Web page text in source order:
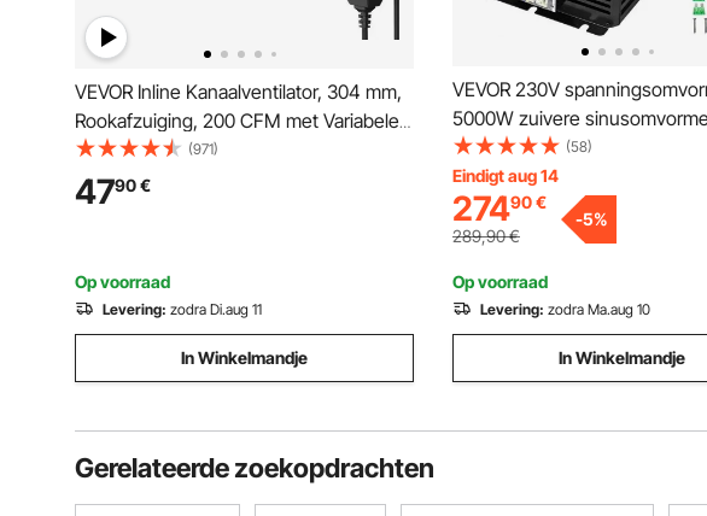
VEVOR Inline Kanaalventilator, 304 mm,
Rookafzuiging, 200 CFM met Variabele
Snelheidsregelaar, Stille Afzuigventilator
met AC-motor voor Koelboosters,
Kweektenten, Hydroponie
(971)
4790€
Op voorraad
Levering: zodra Di.aug 11
In Winkelmandje
VEVOR 230V
5000W zuivere
zuivere sinusomvormer
(58)
Eindigt aug 14
27490€
289,90€
-5%
Op voorraad
Levering: zodra Ma.aug 10
In Winkelmandje
Gerelateerde zoekopdrachten